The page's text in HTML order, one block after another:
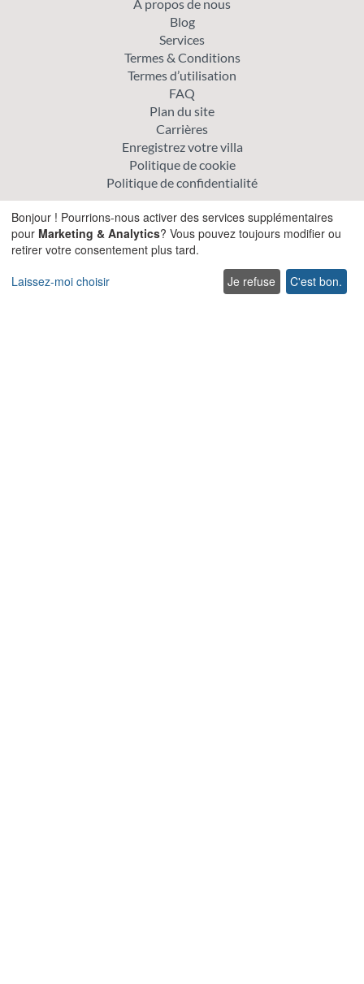
À propos de nous
Blog
Services
Termes & Conditions
Termes d’utilisation
FAQ
Plan du site
Carrières
Enregistrez votre villa
Politique de cookie
Politique de confidentialité
Explorer
Offre spéciale villas
Villas traditionnelles
Villas acceptant les animaux de compagnie en Crète
Bonjour ! Pourrions-nous activer des services supplémentaires
pour Marketing & Analytics? Vous pouvez toujours modifier ou
retirer votre consentement plus tard.
Laissez-moi choisir
Je refuse C'est bon.